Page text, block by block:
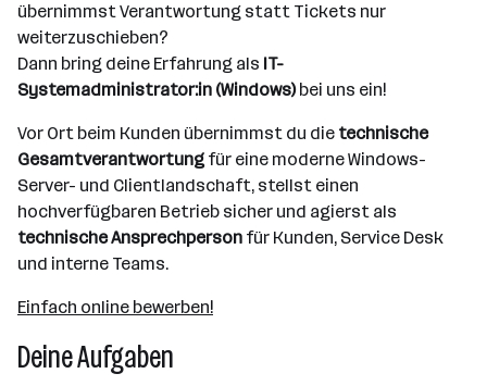
übernimmst Verantwortung statt Tickets nur
weiterzuschieben?
Dann bring deine Erfahrung als IT-
Systemadministrator:in (Windows)bei uns ein!
Vor Ort beim Kunden übernimmst du die technische
Gesamtverantwortung für eine moderne Windows-
Server- und Clientlandschaft, stellst einen
hochverfügbaren Betrieb sicher und agierst als
technische Ansprechperson für Kunden, Service Desk
und interne Teams.
Einfach online bewerben!
Deine Aufgaben